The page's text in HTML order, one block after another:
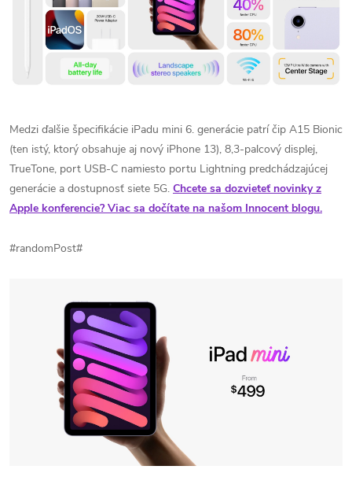
Medzi ďalšie špecifikácie iPadu mini 6. generácie patrí čip A15 Bionic
(ten istý, ktorý obsahuje aj nový iPhone 13), 8,3-palcový displej,
TrueTone, port USB-C namiesto portu Lightning predchádzajúcej
generácie a dostupnosť siete 5G. Chcete sa dozvieteť novinky z
Apple konferencie? Viac sa dočítate na našom Innocent blogu.
#randomPost#